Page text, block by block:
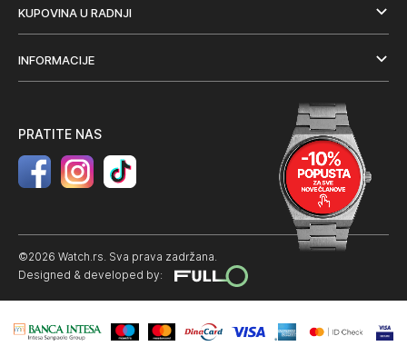
KUPOVINA U RADNJI
INFORMACIJE
PRATITE NAS
©2026 Watch.rs. Sva prava zadržana.
Designed & developed by: